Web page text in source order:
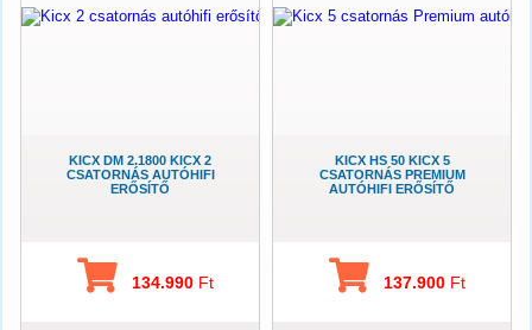
KICX DM 2.1800 KICX 2
CSATORNÁS AUTÓHIFI
ERŐSÍTŐ
134.990 Ft
KICX HS 50 KICX 5
CSATORNÁS PREMIUM
AUTÓHIFI ERŐSÍTŐ
137.900 Ft